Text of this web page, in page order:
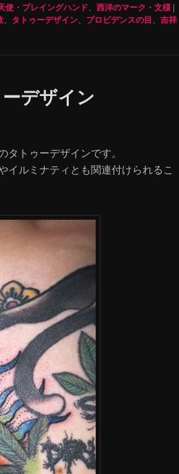
使・プレイングハンド 西洋のマーク・文様 |
タトゥーデザイン プロビデンスの目
吉祥
デザイン
トゥーデザインです。
イルミナティとも関連付けられるこ